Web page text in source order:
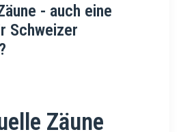
- auch eine
Schweizer
Zäune